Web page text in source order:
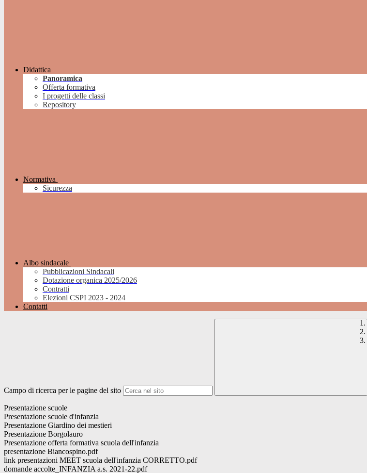
Didattica
Panoramica
Offerta formativa
I progetti delle classi
Repository
Normativa
Sicurezza
Albo sindacale
Pubblicazioni Sindacali
Dotazione organica 2025/2026
Contratti
Elezioni CSPI 2023 - 2024
Contatti
Campo di ricerca per le pagine del sito
Presentazione scuole
Presentazione scuole d'infanzia
Presentazione Giardino dei mestieri
Presentazione Borgolauro
Presentazione offerta formativa scuola dell'infanzia
presentazione Biancospino.pdf
link presentazioni MEET scuola dell'infanzia CORRETTO.pdf
domande accolte_INFANZIA a.s. 2021-22.pdf